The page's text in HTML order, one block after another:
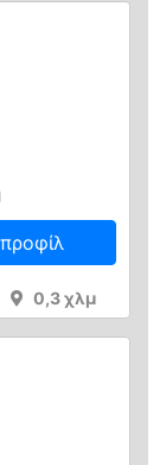
0,3 χλμ